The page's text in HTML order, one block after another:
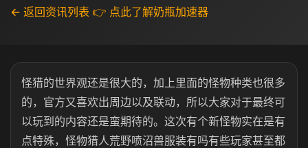
← 返回资讯列表 👉 点此了解奶瓶加速器
怪猎的世界观还是很大的，加上里面的怪物种类也很多
的，官方又喜欢出周边以及联动，所以大家对于最终可
以玩到的内容还是蛮期待的。这次有个新怪物实在是有
点特殊，怪物猎人荒野喷沼兽服装有吗有些玩家甚至都